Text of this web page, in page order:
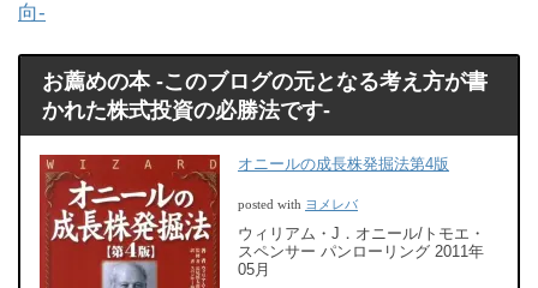
向-
お薦めの本 -このブログの元となる考え方が書
かれた株式投資の必勝法です-
オニールの成長株発掘法第4版
posted with ヨメレバ
ウィリアム・J．オニール/トモエ・
スペンサー パンローリング 2011年
05月